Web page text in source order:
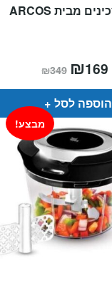
₪349 המחיר
המקורי
היה:
₪349.
₪169
הוספה לסל
מבצע!